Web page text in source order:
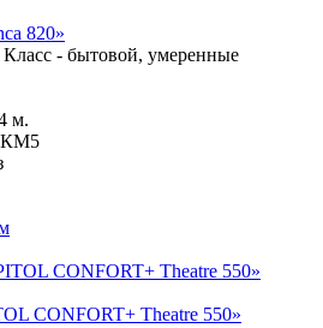
820»
Класс - бытовой, умеренные
м.
КМ5
CONFORT+ Theatre 550»